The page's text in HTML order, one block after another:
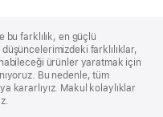
bu farklılık, en güçlü
farklılıklar,
ürünler yaratmak için
Bu nedenle, tüm
kararlıyız. Makul kolaylıklar